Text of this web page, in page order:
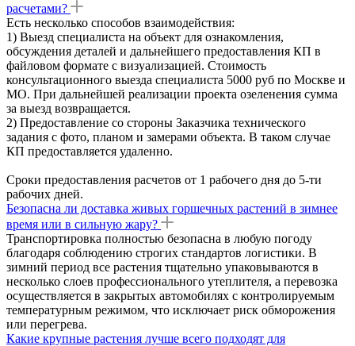
расчетами?
Есть несколько способов взаимодействия:
1) Выезд специалиста на объект для ознакомления,
обсуждения деталей и дальнейшего предоставления КП в
файловом формате с визуализацией. Стоимость
консультационного выезда специалиста 5000 руб по Москве и
МО. При дальнейшей реализации проекта озеленения сумма
за выезд возвращается.
2) Предоставление со стороны Заказчика технического
задания с фото, планом и замерами объекта. В таком случае
КП предоставляется удаленно.
Сроки предоставления расчетов от 1 рабочего дня до 5-ти
рабочих дней.
Безопасна ли доставка живых горшечных растений в зимнее
время или в сильную жару?
Транспортировка полностью безопасна в любую погоду
благодаря соблюдению строгих стандартов логистики. В
зимний период все растения тщательно упаковываются в
несколько слоев профессионального утеплителя, а перевозка
осуществляется в закрытых автомобилях с контролируемым
температурным режимом, что исключает риск обморожения
или перегрева.
Какие крупные растения лучше всего подходят для